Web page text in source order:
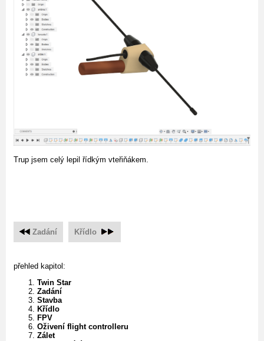
Trup jsem celý lepil řídkým vteřiňákem.
Zadání Křídlo
přehled kapitol:
Twin Star
Zadání
Stavba
Křídlo
FPV
Oživení flight controlleru
Zálet